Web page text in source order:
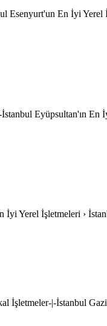
Esenyurt'un En İyi Yerel
Eyüpsultan'ın En
Yerel İşletmeleri ›
İşletmeler-|-İstanbul